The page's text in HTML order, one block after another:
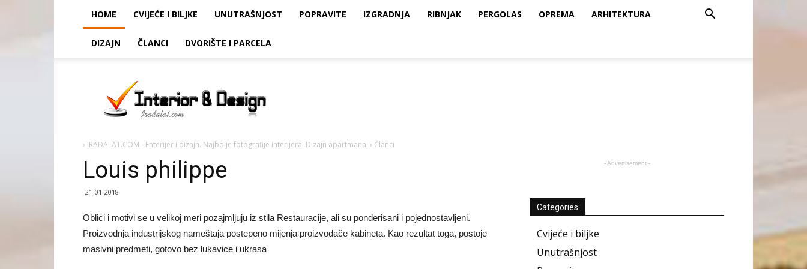
HOME CVIJEĆE I BILJKE UNUTRAŠNJOST POPRAVITE IZGRADNJA RIBNJAK PERGOLAS OPREMA ARHITEKTURA
DIZAJN ČLANCI DVORIŠTE I PARCELA
philippe
› IRADALAT.COM - Enterijer i dizajn. Najbolje fotografije interijera. Dizajn apartmana. › Članci
Louis philippe
21-01-2018
Oblici i motivi se u velikoj meri pozajmljuju iz stila Restauracije, ali su ponderisani i pojednostavljeni.
Proizvodnja industrijskog nameštaja postepeno mijenja proizvođače kabineta. Kao rezultat toga, postoje
masivni predmeti, gotovo bez lukavice i ukrasa
- Advertisement -
Categories
Cvijeće i biljke
Unutrašnjost